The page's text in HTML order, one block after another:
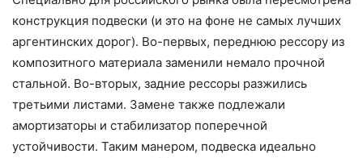
конструкция подвески (и это на фоне не самых лучших
аргентинских дорог). Во-первых, переднюю рессору из
композитного материала заменили немало прочной
стальной. Во-вторых, задние рессоры разжились
третьими листами. Замене также подлежали
амортизаторы и стабилизатор поперечной
устойчивости. Таким манером, подвеска идеально